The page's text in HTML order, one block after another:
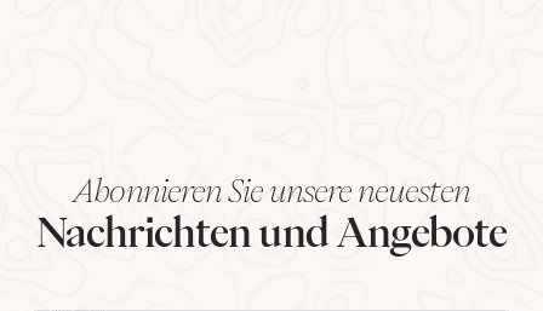
Abonnieren Sie unsere neuesten
Nachrichten und Angebote